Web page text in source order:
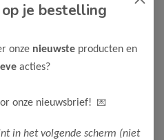
TWIBBY
je bestelling
onze nieuwste producten en
acties?
onze nieuwsbrief! 💌
in het volgende scherm (niet